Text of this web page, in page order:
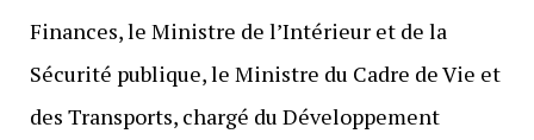
Finances, le Ministre de l’Intérieur et de la
Sécurité publique, le Ministre du Cadre de Vie et
des Transports, chargé du Développement